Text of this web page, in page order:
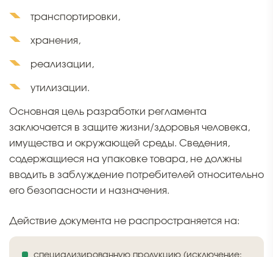
транспортировки,
хранения,
реализации,
утилизации.
Основная цель разработки регламента
заключается в защите жизни/здоровья человека,
имущества и окружающей среды. Сведения,
содержащиеся на упаковке товара, не должны
вводить в заблуждение потребителей относительно
его безопасности и назначения.
Действие документа не распространяется на:
специализированную продукцию (исключение: